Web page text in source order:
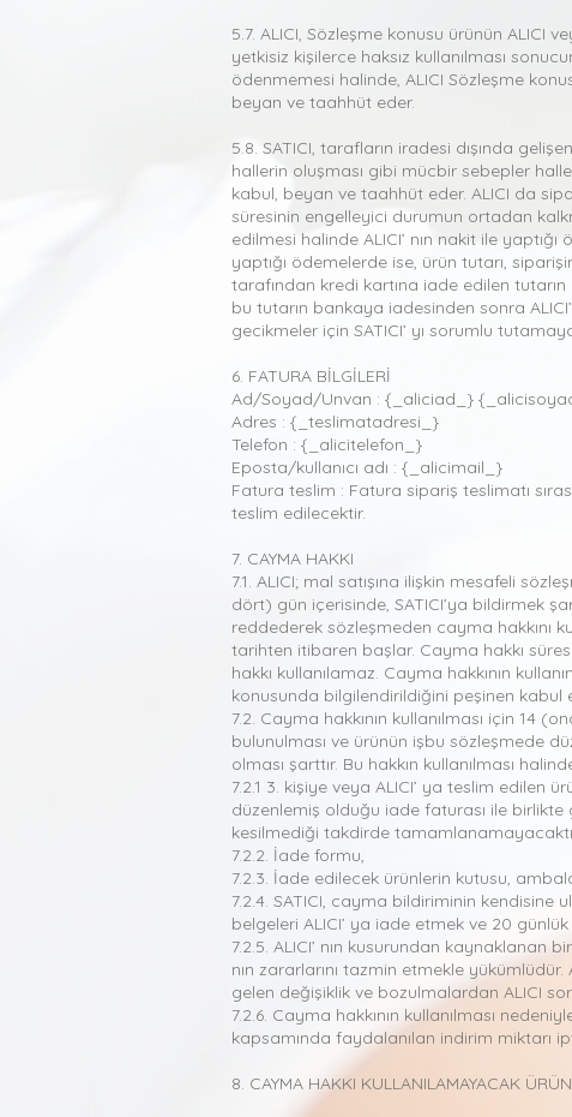
5.7. ALICI, Sözleşme konusu ürünün ALICI
yetkisiz kişilerce haksız kullanılması
ödenmemesi halinde, ALICI Sözleşme
beyan ve taahhüt eder.
5.8. SATICI, tarafların iradesi dışında
hallerin oluşması gibi mücbir sebepler
kabul, beyan ve taahhüt eder. ALICI da
süresinin engelleyici durumun ortadan
edilmesi halinde ALICI’ nın nakit ile
yaptığı ödemelerde ise, ürün tutarı,
tarafından kredi kartına iade edilen
bu tutarın bankaya iadesinden sonra
gecikmeler için SATICI’ yı sorumlu
6. FATURA BİLGİLERİ
Ad/Soyad/Unvan : {_aliciad_}
Adres : {_teslimatadresi_}
Telefon : {_alicitelefon_}
Eposta/kullanıcı adı : {_alicimail_}
Fatura teslim : Fatura sipariş teslimatı
teslim edilecektir.
7. CAYMA HAKKI
7.1. ALICI; mal satışına ilişkin mesafeli
dört) gün içerisinde, SATICI’ya bildirmek
reddederek sözleşmeden cayma hakkını
tarihten itibaren başlar. Cayma hakkı
hakkı kullanılamaz. Cayma hakkının
konusunda bilgilendirildiğini peşinen kabul
7.2. Cayma hakkının kullanılması için 14
bulunulması ve ürünün işbu sözleşmede
olması şarttır. Bu hakkın kullanılması
7.2.1 3. kişiye veya ALICI’ ya teslim edilen
düzenlemiş olduğu iade faturası ile birlikte
kesilmediği takdirde
7.2.2. İade formu,
7.2.3. İade edilecek ürünlerin kutusu,
7.2.4. SATICI, cayma bildiriminin kendisine
belgeleri ALICI’ ya iade etmek ve 20
7.2.5. ALICI’ nın kusurundan kaynaklanan
nın zararlarını tazmin etmekle
gelen değişiklik ve bozulmalardan ALICI
7.2.6. Cayma hakkının kullanılması
kapsamında faydalanılan indirim miktarı
8. CAYMA HAKKI KULLANILAMAYACAK